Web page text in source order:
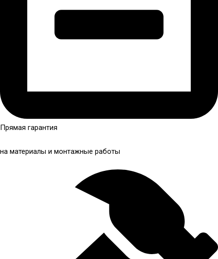
Прямая гарантия
на материалы и монтажные работы